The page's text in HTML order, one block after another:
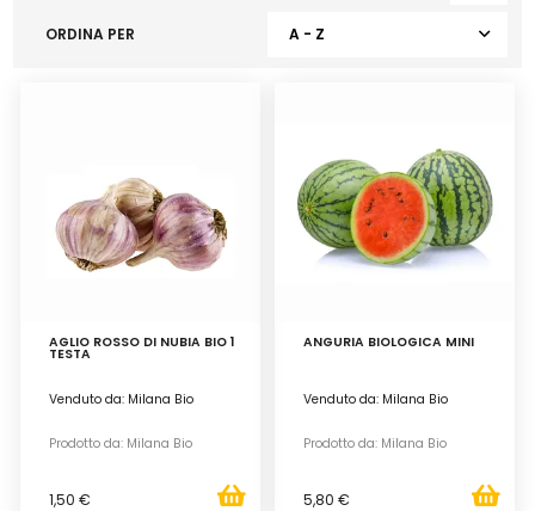
ORDINA PER A - Z
AGLIO ROSSO DI NUBIA BIO 1
TESTA
Venduto da: Milana Bio
Prodotto da: Milana Bio
1,50 €
ANGURIA BIOLOGICA MINI
Venduto da: Milana Bio
Prodotto da: Milana Bio
5,80 €